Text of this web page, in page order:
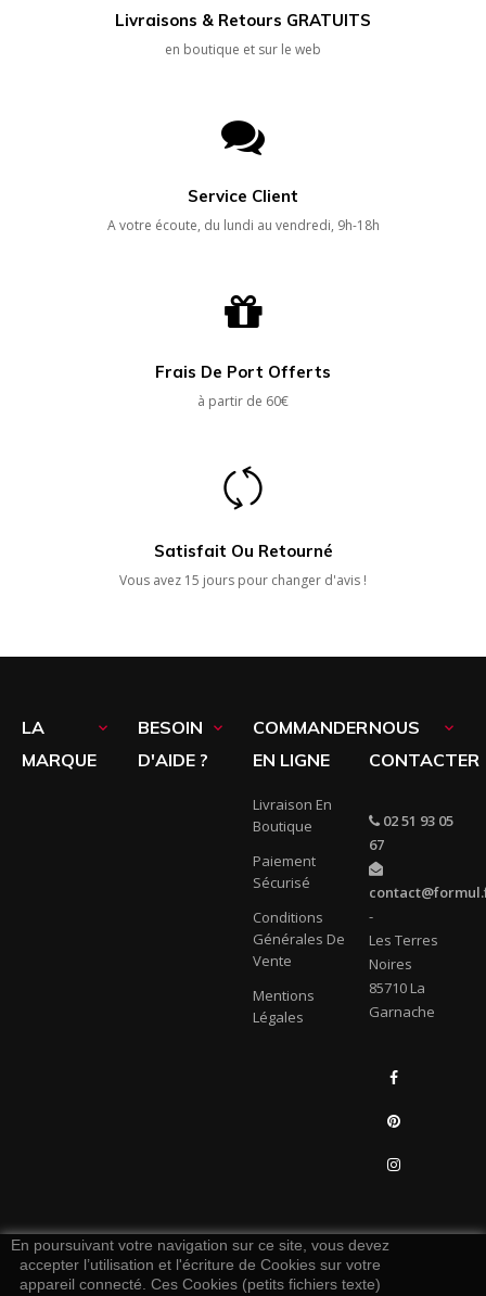
Livraisons & Retours GRATUITS
en boutique et sur le web
Service Client
A votre écoute, du lundi au vendredi, 9h-18h
Frais De Port Offerts
à partir de 60€
Satisfait Ou Retourné
Vous avez 15 jours pour changer d'avis !
LA
MARQUE

BESOIN
D'AIDE ?

COMMANDER
EN LIGNE
Livraison En
Boutique
Paiement
Sécurisé
Conditions
Générales De
Vente
Mentions
Légales
NOUS
CONTACTER

02 51 93 05
67
-
Les Terres
Noires
85710 La
Garnache
En poursuivant votre navigation sur ce site, vous devez
accepter l’utilisation et l'écriture de Cookies sur votre
appareil connecté. Ces Cookies (petits fichiers texte)